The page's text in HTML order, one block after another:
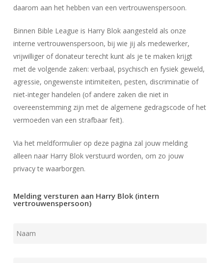
daarom aan het hebben van een vertrouwenspersoon.
Binnen Bible League is Harry Blok aangesteld als onze
interne vertrouwenspersoon, bij wie jij als medewerker,
vrijwilliger of donateur terecht kunt als je te maken krijgt
met de volgende zaken: verbaal, psychisch en fysiek geweld,
agressie, ongewenste intimiteiten, pesten, discriminatie of
niet-integer handelen (of andere zaken die niet in
overeenstemming zijn met de algemene gedragscode of het
vermoeden van een strafbaar feit).
Via het meldformulier op deze pagina zal jouw melding
alleen naar Harry Blok verstuurd worden, om zo jouw
privacy te waarborgen.
Melding versturen aan Harry Blok (intern
vertrouwenspersoon)
Naam